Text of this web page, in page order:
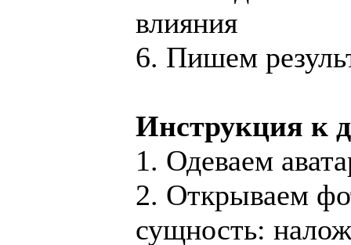
влияния
6. Пишем
Инструкция к
1. Одеваем
2. Открываем
сущность: